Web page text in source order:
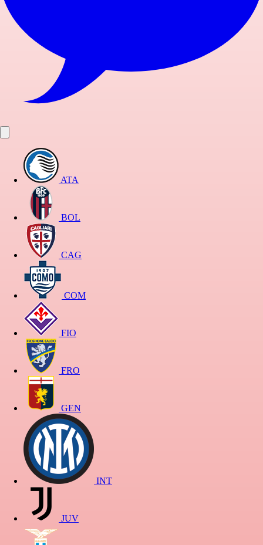
ATA
BOL
CAG
COM
FIO
FRO
GEN
INT
JUV